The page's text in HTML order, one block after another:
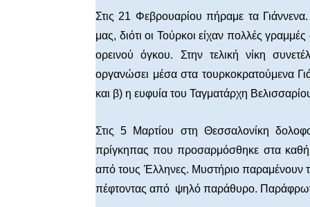
Στις 21 Φεβρουαρίου πήραμε τα
μας, διότι οι Τούρκοι είχαν πολλές
ορεινού όγκου. Στην τελική νίκη
οργανώσει μέσα στα τουρκοκρατούμενα
και β) η ευφυία του Ταγματάρχη
Στις 5 Μαρτίου στη Θεσσαλονίκη
πρίγκηπας που προσαρμόσθηκε στα
από τους Έλληνες. Μυστήριο παραμένουν
πέφτοντας από ψηλό παράθυρο.